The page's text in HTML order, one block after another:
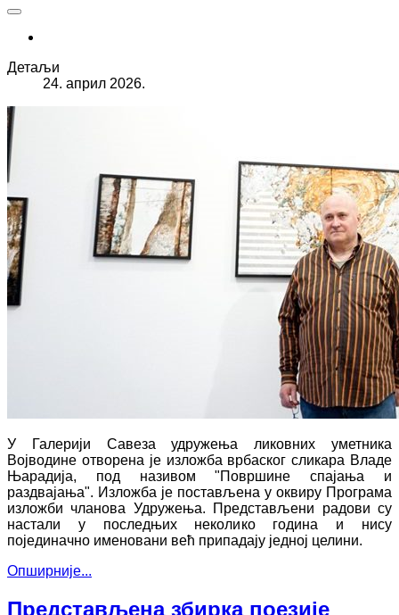
Детаљи
24. април 2026.
У Галерији Савеза удружења ликовних уметника
Војводине отворена је изложба врбаског сликара Владе
Њарадија, под називом "Површине спајања и
раздвајања". Изложба је постављена у оквиру Програма
изложби чланова Удружења. Представљени радови су
настали у последњих неколико година и нису
појединачно именовани већ припадају једној целини.
Опширније...
Представљена збирка поезије